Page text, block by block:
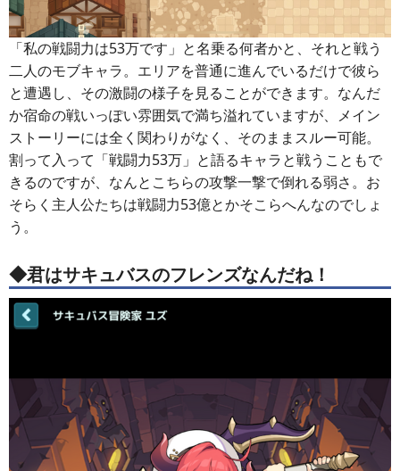
「私の戦闘力は53万です」と名乗る何者かと、それと戦う
二人のモブキャラ。エリアを普通に進んでいるだけで彼ら
と遭遇し、その激闘の様子を見ることができます。なんだ
か宿命の戦いっぽい雰囲気で満ち溢れていますが、メイン
ストーリーには全く関わりがなく、そのままスルー可能。
割って入って「戦闘力53万」と語るキャラと戦うこともで
きるのですが、なんとこちらの攻撃一撃で倒れる弱さ。お
そらく主人公たちは戦闘力53億とかそこらへんなのでしょ
う。
◆君はサキュバスのフレンズなんだね！